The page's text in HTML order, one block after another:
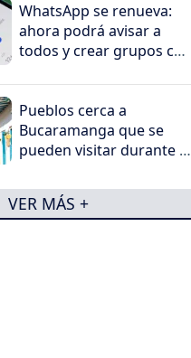
WhatsApp se renueva:
ahora podrá avisar a
todos y crear grupos con
Pueblos cerca a
Bucaramanga que se
pueden visitar durante tu
VER MÁS +